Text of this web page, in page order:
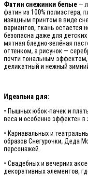
Фатин снежинки белые —
фатин из 100% полиэстера,
изящным принтом в виде
вариантов, ткань остаётся
безопасна даже для
мятная бледно-зелёная
оттенком, а рисунок —
почти тональным
деликатный и нежный
Идеальна для:
• Пышных юбок-пачек и
веса и особенно эффектен в
• Карнавальных и
образов Снегурочки, Деда
персонажей.
• Свадебных и вечерних
декоративных элементов,